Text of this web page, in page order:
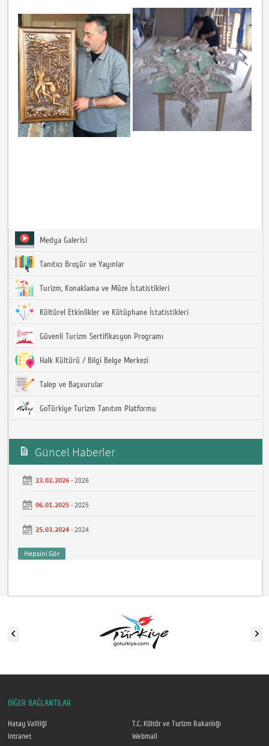
Medya Galerisi
Tanıtıcı Broşür ve Yayınlar
Turizm, Konaklama ve Müze İstatistikleri
Kültürel Etkinlikler ve Kütüphane İstatistikleri
Güvenli Turizm Sertifikasyon Programı
Halk Kültürü / Bilgi Belge Merkezi
Talep ve Başvurular
GoTürkiye Turizm Tanıtım Platformu
Güncel Haberler
23.02.2026 -2026
06.01.2025 -2025
25.03.2024 -2024
Hepsini Gör
DİĞER BAĞLANTILAR
Hatay Valiliği
T.C. Kültür ve Turizm Bakanlığı
Intranet
Webmail